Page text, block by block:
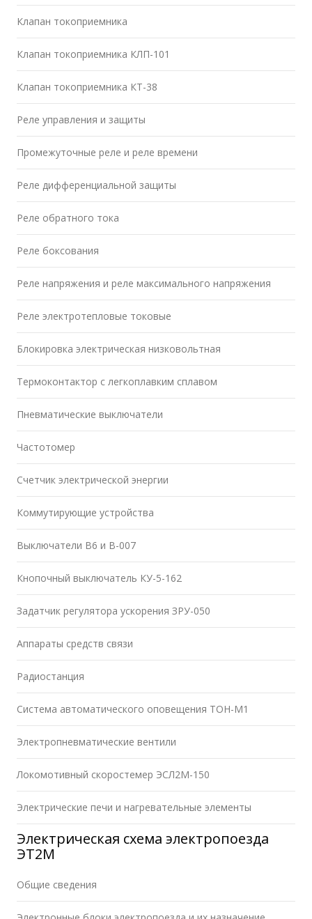
Клапан токоприемника
Клапан токоприемника КЛП-101
Клапан токоприемника КТ-38
Реле управления и защиты
Промежуточные реле и реле времени
Реле дифференциальной защиты
Реле обратного тока
Реле боксования
Реле напряжения и реле максимального напряжения
Реле электротепловые токовые
Блокировка электрическая низковольтная
Термоконтактор с легкоплавким сплавом
Пневматические выключатели
Частотомер
Счетчик электрической энергии
Коммутирующие устройства
Выключатели В6 и В-007
Кнопочный выключатель КУ-5-162
Задатчик регулятора ускорения ЗРУ-050
Аппараты средств связи
Радиостанция
Система автоматического оповещения ТОН-М1
Электропневматические вентили
Локомотивный скоростемер ЭСЛ2М-150
Электрические печи и нагревательные элементы
Электрическая схема электропоезда
ЭТ2М
Общие сведения